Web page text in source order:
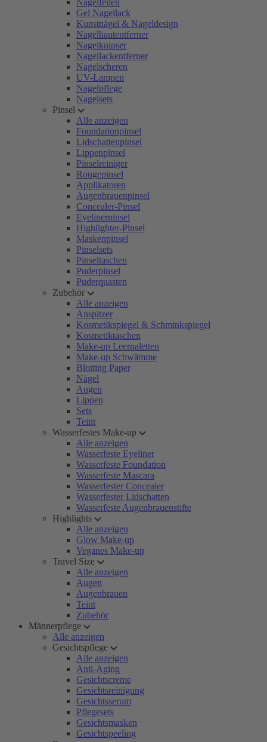
Nagelfeilen
Gel Nagellack
Kunstnägel & Nageldesign
Nagelhautentferner
Nagelknipser
Nagellackentferner
Nagelscheren
UV-Lampen
Nagelpflege
Nagelsets
Pinsel
Alle anzeigen
Foundationpinsel
Lidschattenpinsel
Lippenpinsel
Pinselreiniger
Rougepinsel
Applikatoren
Augenbrauenpinsel
Concealer-Pinsel
Eyelinerpinsel
Highlighter-Pinsel
Maskenpinsel
Pinselsets
Pinseltaschen
Puderpinsel
Puderquasten
Zubehör
Alle anzeigen
Anspitzer
Kosmetikspiegel & Schminkspiegel
Kosmetiktaschen
Make-up Leerpaletten
Make-up Schwämme
Blotting Paper
Nägel
Augen
Lippen
Sets
Teint
Wasserfestes Make-up
Alle anzeigen
Wasserfeste Eyeliner
Wasserfeste Foundation
Wasserfeste Mascara
Wasserfester Concealer
Wasserfester Lidschatten
Wasserfeste Augenbrauenstifte
Highlights
Alle anzeigen
Glow Make-up
Veganes Make-up
Travel Size
Alle anzeigen
Augen
Augenbrauen
Teint
Zubehör
Männerpflege
Alle anzeigen
Gesichtspflege
Alle anzeigen
Anti-Aging
Gesichtscreme
Gesichtsreinigung
Gesichtsserum
Pflegesets
Gesichtsmasken
Gesichtspeeling